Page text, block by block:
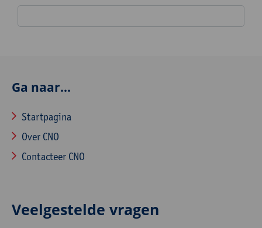
Ga naar...
Startpagina
Over CNO
Contacteer CNO
Veelgestelde vragen